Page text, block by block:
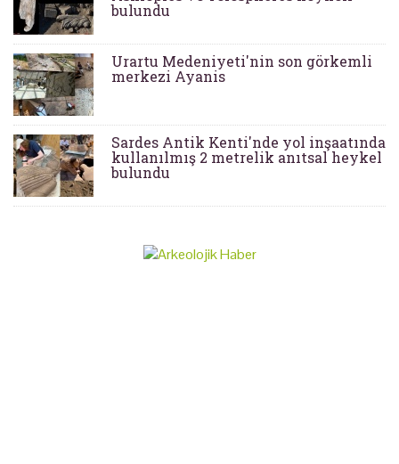
bulundu
Urartu Medeniyeti'nin son görkemli
merkezi Ayanis
Sardes Antik Kenti'nde yol inşaatında
kullanılmış 2 metrelik anıtsal heykel
bulundu